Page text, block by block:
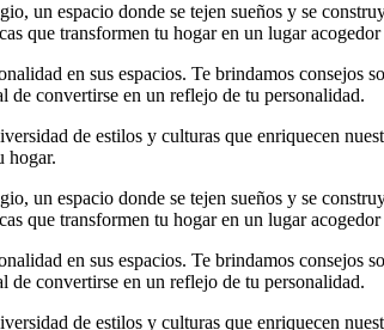
un espacio donde se tejen sueños y se
que transformen tu hogar en un lugar
en sus espacios. Te brindamos consejos
de convertirse en un reflejo de tu personalidad.
de estilos y culturas que enriquecen
hogar.
un espacio donde se tejen sueños y se
que transformen tu hogar en un lugar
en sus espacios. Te brindamos consejos
de convertirse en un reflejo de tu personalidad.
de estilos y culturas que enriquecen